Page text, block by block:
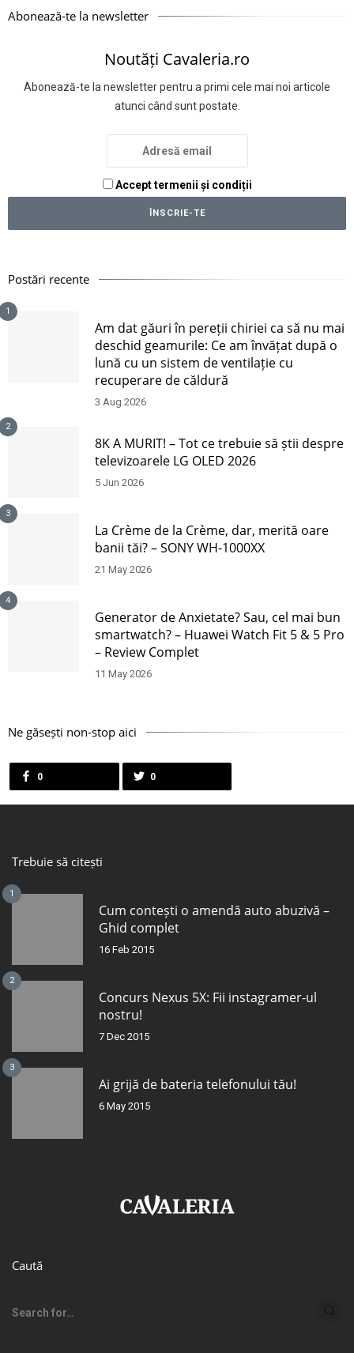
Abonează-te la newsletter
Noutăți Cavaleria.ro
Abonează-te la newsletter pentru a primi cele mai noi articole
atunci când sunt postate.
Accept termenii și condiții
Postări recente
1
Am dat găuri în pereții chiriei ca să nu mai
deschid geamurile: Ce am învățat după o
lună cu un sistem de ventilație cu
recuperare de căldură
3 Aug 2026
2
8K A MURIT! – Tot ce trebuie să știi despre
televizoarele LG OLED 2026
5 Jun 2026
3
La Crème de la Crème, dar, merită oare
banii tăi? – SONY WH-1000XX
21 May 2026
4
Generator de Anxietate? Sau, cel mai bun
smartwatch? – Huawei Watch Fit 5 & 5 Pro
– Review Complet
11 May 2026
Ne găsești non-stop aici
0 0
Trebuie să citești
1
Cum contești o amendă auto abuzivă –
Ghid complet
16 Feb 2015
2
Concurs Nexus 5X: Fii instagramer-ul
nostru!
7 Dec 2015
3
Ai grijă de bateria telefonului tău!
6 May 2015
Caută